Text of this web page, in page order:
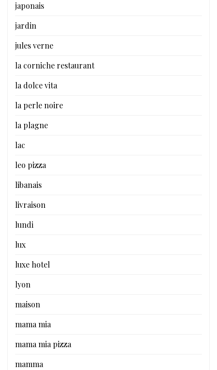
japonais
jardin
jules verne
la corniche restaurant
la dolce vita
la perle noire
la plagne
lac
leo pizza
libanais
livraison
lundi
lux
luxe hotel
lyon
maison
mama mia
mama mia pizza
mamma